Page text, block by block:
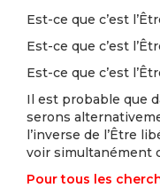
Est-ce que c’est
Est-ce que c’est
Est-ce que c’est
Il est probable que
serons
l’inverse de l’Être
voir simultanément
Pour tous les